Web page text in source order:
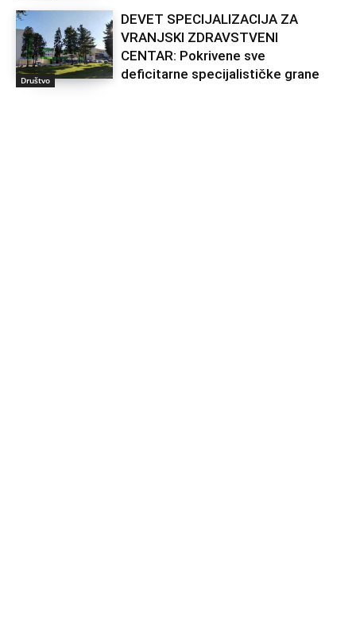
Društvo
DEVET SPECIJALIZACIJA ZA
VRANJSKI ZDRAVSTVENI
CENTAR: Pokrivene sve
deficitarne specijalističke grane